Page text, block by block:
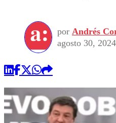
por Andrés
agosto 30, 2024